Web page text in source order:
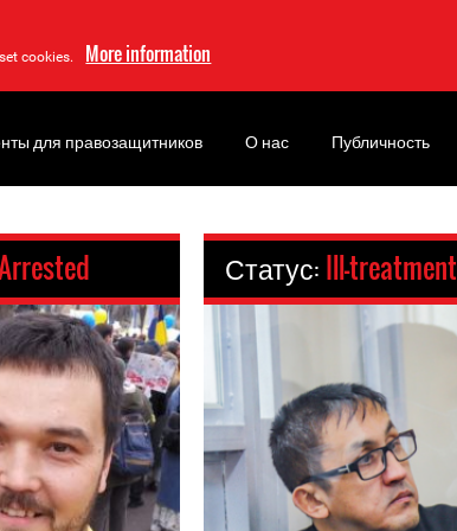
cookies. More information
Статус: Ill-
для правозащитников О нас Публичность